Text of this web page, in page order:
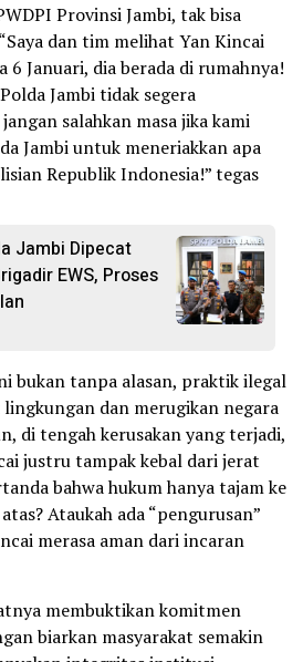
Provinsi Jambi, tak bisa
dan tim melihat Yan Kincai
6 Januari, dia berada di rumahnya!
Jambi tidak segera
salahkan masa jika kami
Jambi untuk meneriakkan apa
Republik Indonesia!” tegas
Jambi Dipecat
EWS, Proses
bukan tanpa alasan, praktik ilegal
dan merugikan negara
di tengah kerusakan yang terjadi,
justru tampak kebal dari jerat
bahwa hukum hanya tajam ke
Ataukah ada “pengurusan”
merasa aman dari incaran
membuktikan komitmen
biarkan masyarakat semakin